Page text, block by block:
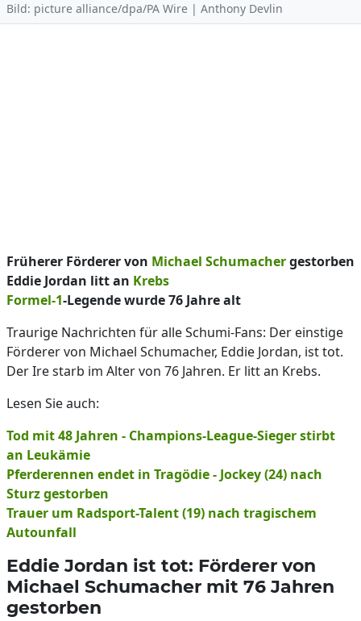
Bild: picture alliance/dpa/PA Wire | Anthony Devlin
Früherer Förderer von Michael Schumachergestorben
Eddie Jordan litt an Krebs
Formel-1-Legende wurde 76 Jahre alt
Traurige Nachrichten für alle Schumi-Fans: Der einstige
Förderer von Michael Schumacher, Eddie Jordan, ist tot.
Der Ire starb im Alter von 76 Jahren. Er litt an Krebs.
Lesen Sie auch:
Tod mit 48 Jahren - Champions-League-Sieger stirbt
an Leukämie
Pferderennen endet in Tragödie - Jockey (24) nach
Sturz gestorben
Trauer um Radsport-Talent (19) nach tragischem
Autounfall
Eddie Jordan ist tot: Förderer von
Michael Schumacher mit 76 Jahren
gestorben